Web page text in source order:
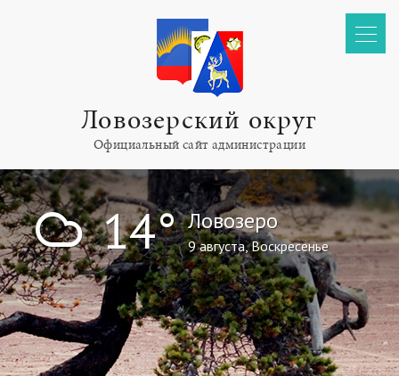
Ловозерский округ
Официальный сайт администрации
! 14° Ловозеро
9 августа, Воскресенье